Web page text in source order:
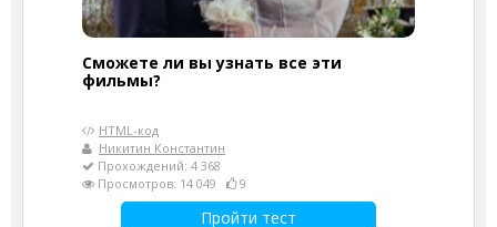
Сможете ли вы узнать все эти
фильмы?
HTML-код
Никитин Константин
Прохождений: 4 368
Просмотров: 14 049
9
Пройти тест